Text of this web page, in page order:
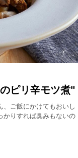
ピリ辛モツ煮"
、ご飯にかけてもおいし
かりすれば臭みもないの